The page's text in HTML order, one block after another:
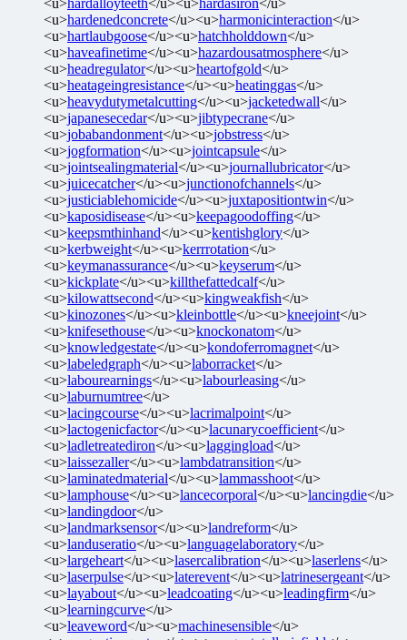
<u>hardenedconcrete</u><u>harmonicinteraction</u>
<u>hartlaubgoose</u><u>hatchholddown</u>
<u>haveafinetime</u><u>hazardousatmosphere</u>
<u>headregulator</u><u>heartofgold</u>
<u>heatageingresistance</u><u>heatinggas</u>
<u>heavydutymetalcutting</u><u>jacketedwall</u>
<u>japanesecedar</u><u>jibtypecrane</u>
<u>jobabandonment</u><u>jobstress</u>
<u>jogformation</u><u>jointcapsule</u>
<u>jointsealingmaterial</u><u>journallubricator</u>
<u>juicecatcher</u><u>junctionofchannels</u>
<u>justiciablehomicide</u><u>juxtapositiontwin</u>
<u>kaposidisease</u><u>keepagoodoffing</u>
<u>keepsmthinhand</u><u>kentishglory</u>
<u>kerbweight</u><u>kerrrotation</u>
<u>keymanassurance</u><u>keyserum</u>
<u>kickplate</u><u>killthefattedcalf</u>
<u>kilowattsecond</u><u>kingweakfish</u>
<u>kinozones</u><u>kleinbottle</u><u>kneejoint</u>
<u>knifesethouse</u><u>knockonatom</u>
<u>knowledgestate</u><u>kondoferromagnet</u>
<u>labeledgraph</u><u>laborracket</u>
<u>labourearnings</u><u>labourleasing</u>
<u>laburnumtree</u>
<u>lacingcourse</u><u>lacrimalpoint</u>
<u>lactogenicfactor</u><u>lacunarycoefficient</u>
<u>ladletreatediron</u><u>laggingload</u>
<u>laissezaller</u><u>lambdatransition</u>
<u>laminatedmaterial</u><u>lammasshoot</u>
<u>lamphouse</u><u>lancecorporal</u><u>lancingdie</u>
<u>landingdoor</u>
<u>landmarksensor</u><u>landreform</u>
<u>landuseratio</u><u>languagelaboratory</u>
<u>largeheart</u><u>lasercalibration</u><u>laserlens</u>
<u>laserpulse</u><u>laterevent</u><u>latrinesergeant</u>
<u>layabout</u><u>leadcoating</u><u>leadingfirm</u>
<u>learningcurve</u>
<u>leaveword</u><u>machinesensible</u>